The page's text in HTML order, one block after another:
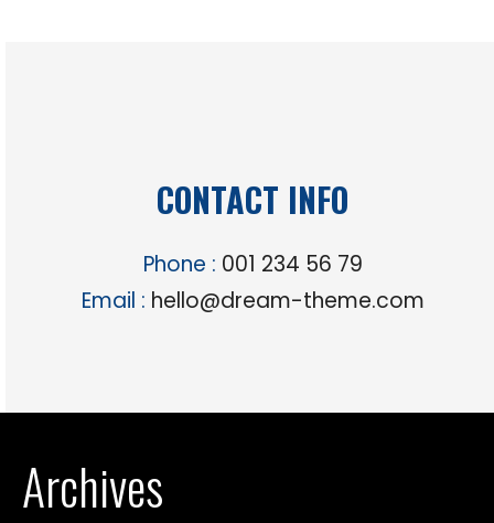
CONTACT INFO
Phone : 001 234 56 79
Email : hello@dream-theme.com
Archives